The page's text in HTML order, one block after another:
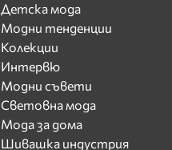
Детска мода
Модни тенденции
Колекции
Интервю
Модни съвети
Световна мода
Мода за дома
Шивашка индустрия